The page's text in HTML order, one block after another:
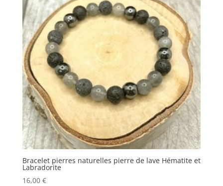
plus
ancien
Bracelet pierres naturelles pierre de lave Hématite et
Labradorite
16,00 €